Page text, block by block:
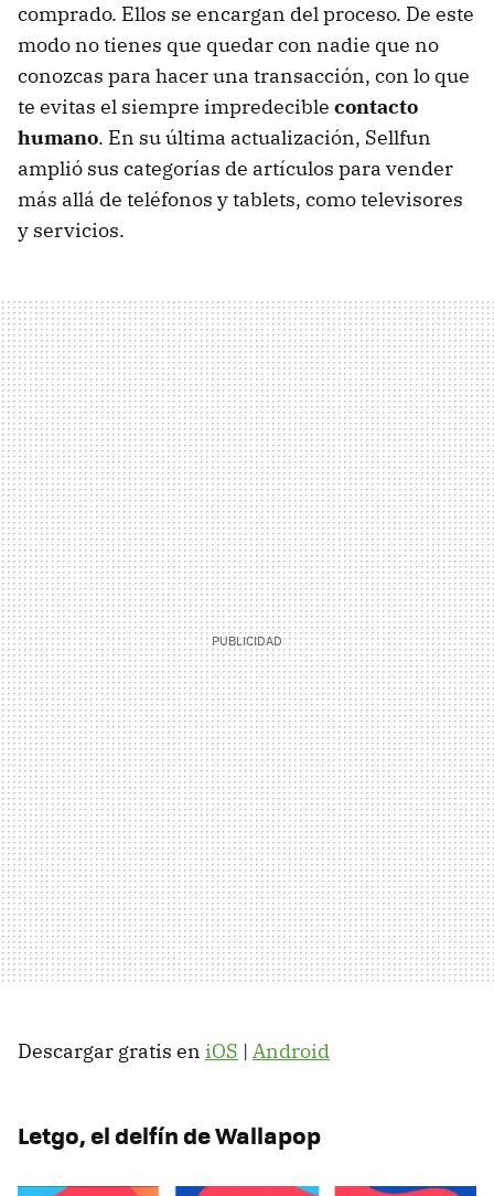
comprado. Ellos se encargan del proceso. De este
modo no tienes que quedar con nadie que no
conozcas para hacer una transacción, con lo que
te evitas el siempre impredecible contacto
humano. En su última actualización, Sellfun
amplió sus categorías de artículos para vender
más allá de teléfonos y tablets, como televisores
y servicios.
Descargar gratis en iOS | Android
Letgo, el delfín de Wallapop